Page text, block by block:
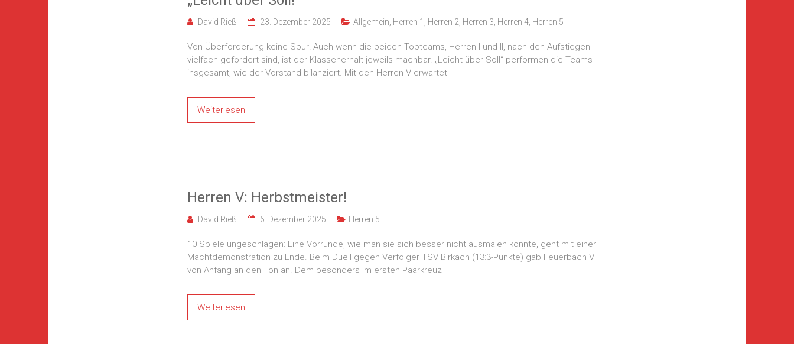
David Rieß 23. Dezember 2025 Allgemein Herren 1 Herren 2 Herren 3 Herren 4 Herren 5
Von Überforderung keine Spur! Auch wenn die beiden Topteams, Herren I und II, nach den Aufstiegen
vielfach gefordert sind, ist der Klassenerhalt jeweils machbar. „Leicht über Soll“ performen die Teams
insgesamt, wie der Vorstand bilanziert. Mit den Herren V erwartet
Weiterlesen
Herren V: Herbstmeister!
David Rieß 6. Dezember 2025 Herren 5
10 Spiele ungeschlagen: Eine Vorrunde, wie man sie sich besser nicht ausmalen konnte, geht mit einer
Machtdemonstration zu Ende. Beim Duell gegen Verfolger TSV Birkach (13:3-Punkte) gab Feuerbach V
von Anfang an den Ton an. Dem besonders im ersten Paarkreuz
Weiterlesen